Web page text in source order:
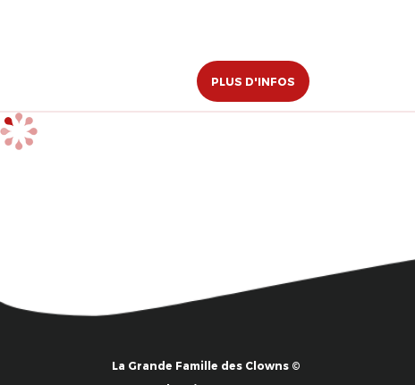
PLUS D'INFOS
La Grande Famille des Clowns ©